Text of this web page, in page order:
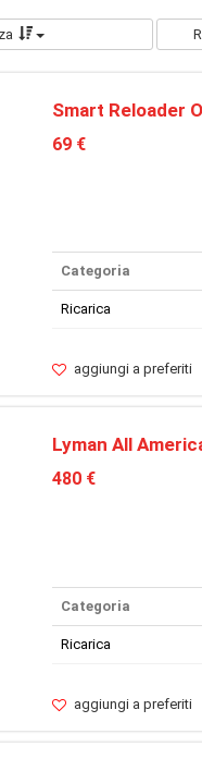
Smart Reloader
69 €
Categoria
Ricarica
aggiungi a preferiti
Lyman All
480 €
Categoria
Ricarica
aggiungi a preferiti